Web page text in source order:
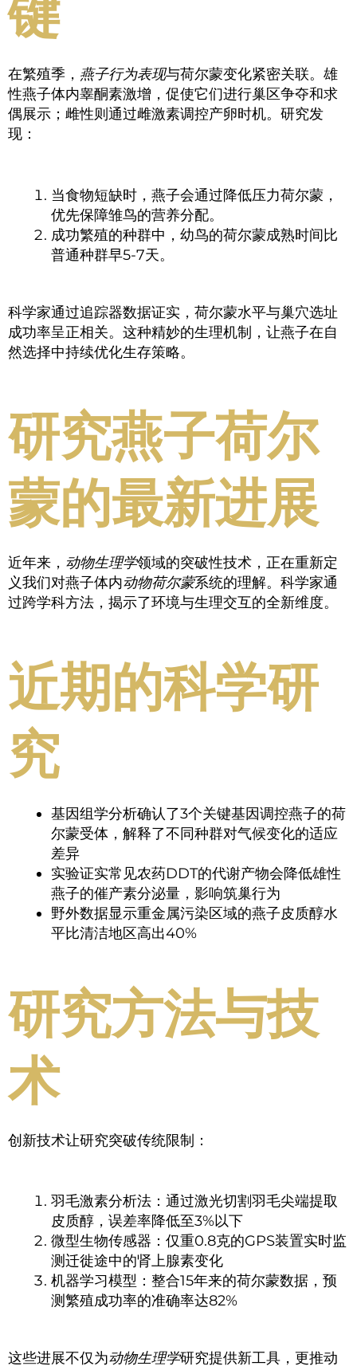
键
在繁殖季， 燕子行为表现与荷尔蒙变化紧密关联。雄
性燕子体内睾酮素激增，促使它们进行巢区争夺和求
偶展示；雌性则通过雌激素调控产卵时机。研究发
现：
当食物短缺时，燕子会通过降低压力荷尔蒙，
优先保障雏鸟的营养分配。
成功繁殖的种群中，幼鸟的荷尔蒙成熟时间比
普通种群早5-7天。
科学家通过追踪器数据证实，荷尔蒙水平与巢穴选址
成功率呈正相关。这种精妙的生理机制，让燕子在自
然选择中持续优化生存策略。
研究燕子荷尔
蒙的最新进展
近年来， 动物生理学领域的突破性技术，正在重新定
义我们对燕子体内动物荷尔蒙系统的理解。科学家通
过跨学科方法，揭示了环境与生理交互的全新维度。
近期的科学研
究
基因组学分析确认了3个关键基因调控燕子的荷
尔蒙受体，解释了不同种群对气候变化的适应
差异
实验证实常见农药DDT的代谢产物会降低雄性
燕子的催产素分泌量，影响筑巢行为
野外数据显示重金属污染区域的燕子皮质醇水
平比清洁地区高出40%
研究方法与技
术
创新技术让研究突破传统限制：
羽毛激素分析法：通过激光切割羽毛尖端提取
皮质醇，误差率降低至3%以下
微型生物传感器：仅重0.8克的GPS装置实时监
测迁徙途中的肾上腺素变化
机器学习模型：整合15年来的荷尔蒙数据，预
测繁殖成功率的准确率达82%
这些进展不仅为动物生理学研究提供新工具，更推动